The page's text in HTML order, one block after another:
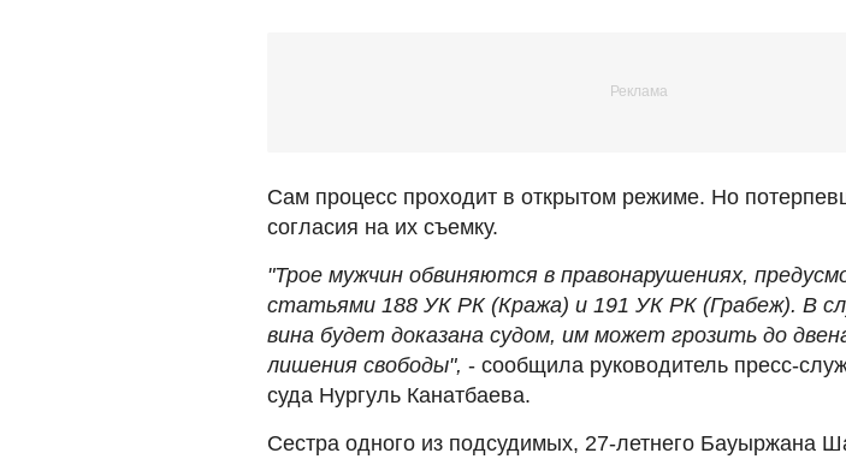
Сам процесс проходит в открытом режиме. Но
согласия на их съемку.
"Трое мужчин обвиняются в правонарушениях,
статьями 188 УК РК (Кража) и 191 УК РК (Грабеж). В
вина будет доказана судом, им может грозить до
лишения свободы", - сообщила руководитель пресс-
суда Нургуль Канатбаева.
Сестра одного из подсудимых, 27-летнего Бауыржана